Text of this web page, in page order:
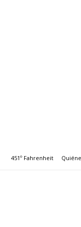
451º Fahrenheit